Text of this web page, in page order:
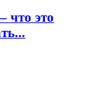
что это